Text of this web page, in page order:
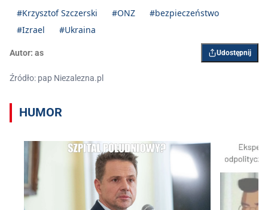
#Krzysztof Szczerski #ONZ
#bezpieczeństwo
#Izrael
#Ukraina
Autor: as Udostępnij
Źródło: pap Niezalezna.pl
HUMOR